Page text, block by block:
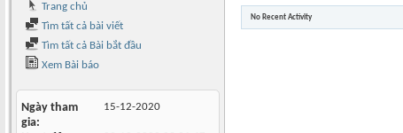
Trang chủ
Tìm tất cả bài viết
Tìm tất cả Bài bắt đầu
Xem Bài báo
Ngày tham
gia
15-12-2020
No Recent Activity